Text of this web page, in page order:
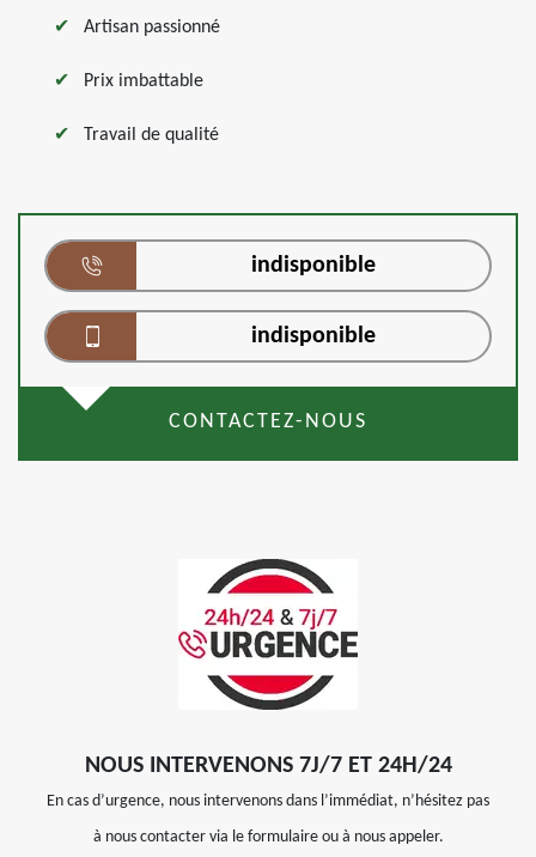
Artisan passionné
Prix imbattable
Travail de qualité
indisponible
indisponible
CONTACTEZ-NOUS
NOUS INTERVENONS 7J/7 ET 24H/24
En cas d’urgence, nous intervenons dans l’immédiat, n’hésitez pas
à nous contacter via le formulaire ou à nous appeler.